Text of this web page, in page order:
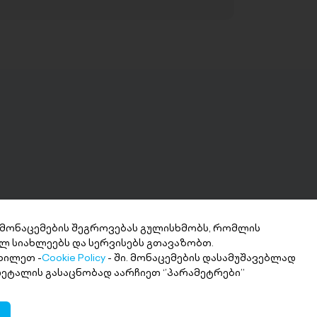
მიღება 2
თანხა სასურველ ანგარიშზე
შეგროვებას გულისხმობს, რომლის
სიახლეებს და სერვისებს გთავაზობთ.
-Cookie Policy - ში. მონაცემების დასამუშავებლად
გასაცნობად აარჩიეთ ‘’პარამეტრები’’